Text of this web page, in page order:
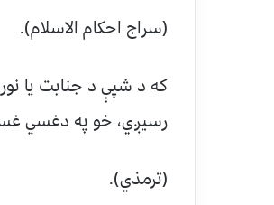
(سراج احکام الاسلام).
که د شپې د جنابت يا
رسيږي، خو په دغسي
(ترمذي).